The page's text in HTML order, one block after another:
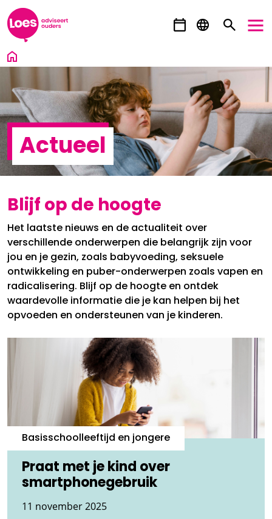
Ga direct naar inhoud
Actueel
Blijf op de hoogte
Het laatste nieuws en de actualiteit over
verschillende onderwerpen die belangrijk zijn voor
jou en je gezin, zoals babyvoeding, seksuele
ontwikkeling en puber-onderwerpen zoals vapen en
radicalisering. Blijf op de hoogte en ontdek
waardevolle informatie die je kan helpen bij het
opvoeden en ondersteunen van je kinderen.
Praat met je kind over
smartphonegebruik
Basisschoolleeftijd en jongere
11 november 2025